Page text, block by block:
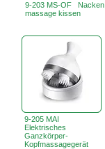
9-203 MS-OF Nacken
massage kissen
9-205 MAI
Elektrisches
Ganzkörper-
Kopfmassagegerät